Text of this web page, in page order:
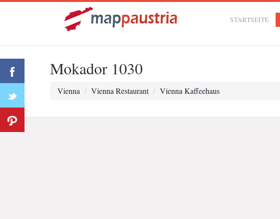
STARTSEITE
Mokador 1030
Vienna Vienna Restaurant Vienna Kaffeehaus